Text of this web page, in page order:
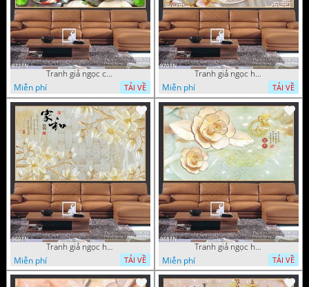
Tranh giả ngọc cá Koi
Miễn phí
TẢI VỀ
Tranh giả ngọc hoa cổ điển
Miễn phí
TẢI VỀ
Tranh giả ngọc hoa nền gạch
Miễn phí
TẢI VỀ
Tranh giả ngọc hoa mai thư pháp
Miễn phí
TẢI VỀ